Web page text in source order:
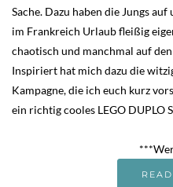
Sache. Dazu haben die Jungs
im Frankreich Urlaub fleißig
chaotisch und manchmal auf
Inspiriert hat mich dazu die
Kampagne, die ich euch kurz
ein richtig cooles LEGO DUPLO